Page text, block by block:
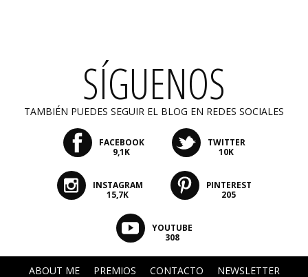
SÍGUENOS
TAMBIÉN PUEDES SEGUIR EL BLOG EN REDES SOCIALES
FACEBOOK
9,1K
TWITTER
10K
INSTAGRAM
15,7K
PINTEREST
205
YOUTUBE
308
ABOUT ME PREMIOS CONTACTO NEWSLETTER